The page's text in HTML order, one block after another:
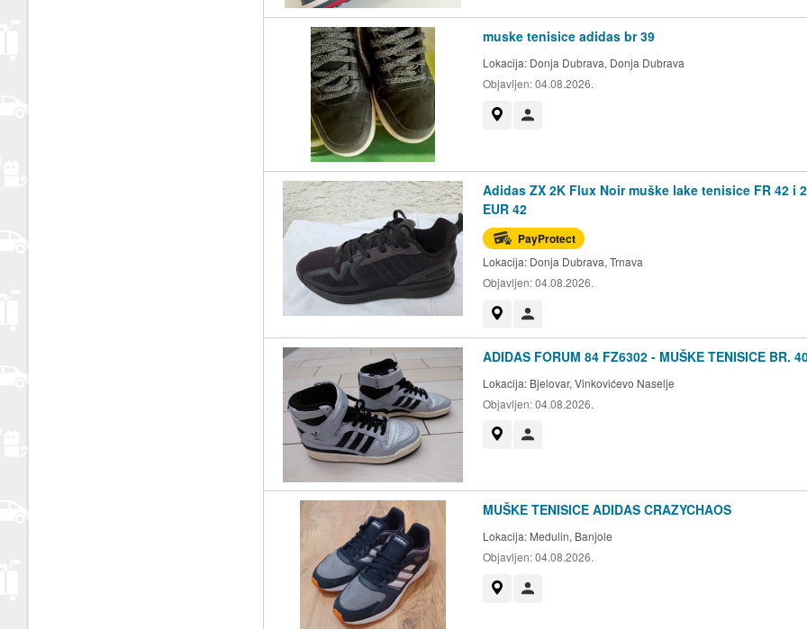
muske tenisice adidas br 39
Lokacija: Donja Dubrava, Donja Dubrava
Objavljen:04.08.2026.
Adidas ZX 2K Flux Noir muške lake tenisice FR 42 i
EUR 42
PayProtect
Lokacija: Donja Dubrava, Trnava
Objavljen:04.08.2026.
ADIDAS FORUM 84 FZ6302 - MUŠKE TENISICE BR.
Lokacija: Bjelovar, Vinkovićevo Naselje
Objavljen:04.08.2026.
MUŠKE TENISICE ADIDAS CRAZYCHAOS
Lokacija: Medulin, Banjole
Objavljen:04.08.2026.